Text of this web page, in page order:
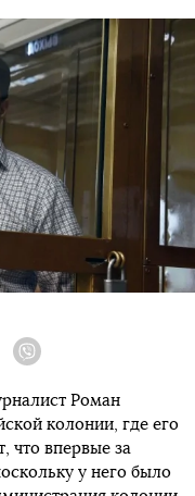
Роман
колонии, где его
что впервые за
у него было